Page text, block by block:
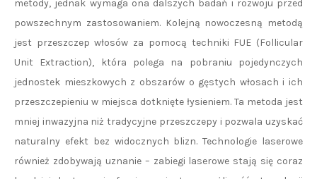
metody, jednak wymaga ona dalszych badań i rozwoju przed
powszechnym zastosowaniem. Kolejną nowoczesną metodą
jest przeszczep włosów za pomocą techniki FUE (Follicular
Unit Extraction), która polega na pobraniu pojedynczych
jednostek mieszkowych z obszarów o gęstych włosach i ich
przeszczepieniu w miejsca dotknięte łysieniem. Ta metoda jest
mniej inwazyjna niż tradycyjne przeszczepy i pozwala uzyskać
naturalny efekt bez widocznych blizn. Technologie laserowe
również zdobywają uznanie – zabiegi laserowe stają się coraz